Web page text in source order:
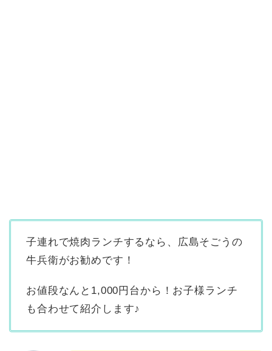
子連れで焼肉ランチするなら、広島そごうの
牛兵衛がお勧めです！
お値段なんと1,000円台から！お子様ランチ
も合わせて紹介します♪